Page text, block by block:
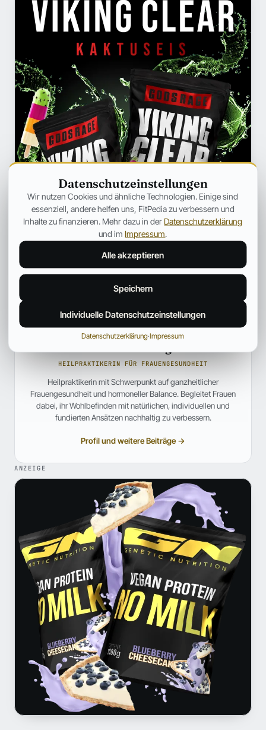
HEILPRAKTIKERIN FÜR FRAUENGESUNDHEIT
Heilpraktikerin mit Schwerpunkt auf ganzheitlicher
Frauengesundheit und hormoneller Balance. Begleitet Frauen
dabei, ihr Wohlbefinden mit natürlichen, individuellen und
fundierten Ansätzen nachhaltig zu verbessern.
Profil und weitere Beiträge →
ANZEIGE
Datenschutzeinstellungen
Wir nutzen Cookies und ähnliche Technologien. Einige sind
essenziell, andere helfen uns, FitPedia zu verbessern und
Inhalte zu finanzieren. Mehr dazu in der Datenschutzerklärung
und im Impressum.
Alle akzeptieren
Speichern
Individuelle Datenschutzeinstellungen
Datenschutzerklärung·Impressum